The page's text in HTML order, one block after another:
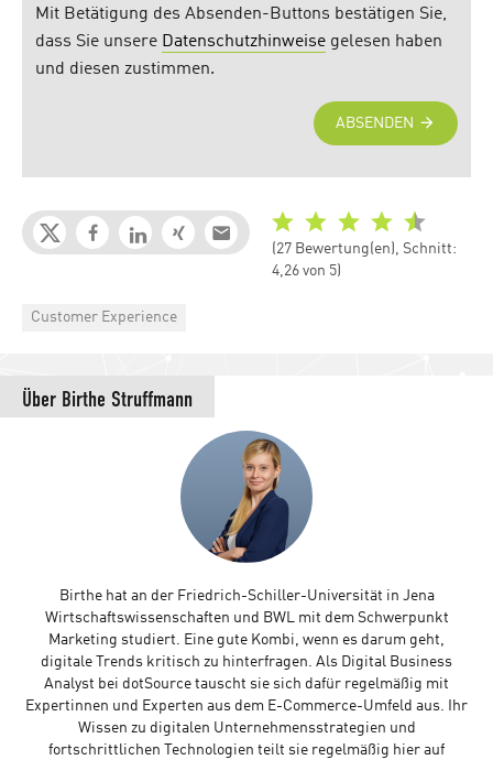
(27 Bewertung(en), Schnitt:
4,26 von 5)
Categories
Customer Experience
Über Birthe Struffmann
Birthe hat an der Friedrich-Schiller-Universität in Jena
Wirtschaftswissenschaften und BWL mit dem Schwerpunkt
Marketing studiert. Eine gute Kombi, wenn es darum geht,
digitale Trends kritisch zu hinterfragen. Als Digital Business
Analyst bei dotSource tauscht sie sich dafür regelmäßig mit
Expertinnen und Experten aus dem E-Commerce-Umfeld aus. Ihr
Wissen zu digitalen Unternehmensstrategien und
fortschrittlichen Technologien teilt sie regelmäßig hier auf